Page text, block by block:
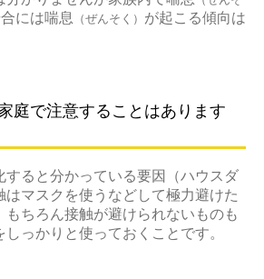
には喘息 （ぜんそく） が起こる傾向は
庭で注意することはあります
すると分かっている要因（ハウスダ
はマスクを使うなどして極力避けた
もちろん接触が避けられないものも
っかりと使っておくことです。